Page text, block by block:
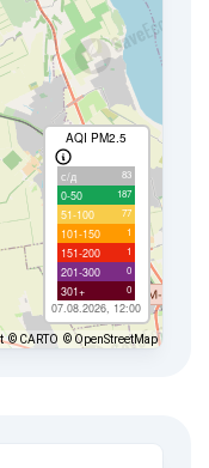
AQI PM2.5
с/д 83
0-50 187
51-100 77
101-150 1
151-200 1
201-300 0
301+ 0
07.08.2026, 12:00
© CARTO © OpenStreetMap